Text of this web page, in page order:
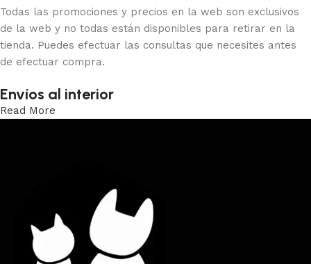
Todas las promociones y precios en la web son exclusivos
de la web y no todas están disponibles para retirar en la
tienda. Puedes efectuar las consultas que necesites antes
de efectuar compra.
Envíos al interior
Read More